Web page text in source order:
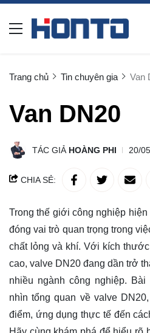
Trang chủ Tin chuyên gia Van
Van DN20
TÁC GIẢ HOÀNG PHI 20/
CHIA SẺ:
Trong thế giới công nghiệp hiện
đóng vai trò quan trọng trong
chất lỏng và khí. Với kích
cao, valve DN20 đang dần trở
nhiều ngành công nghiệp.
nhìn tổng quan về valve
điểm, ứng dụng thực tế đến